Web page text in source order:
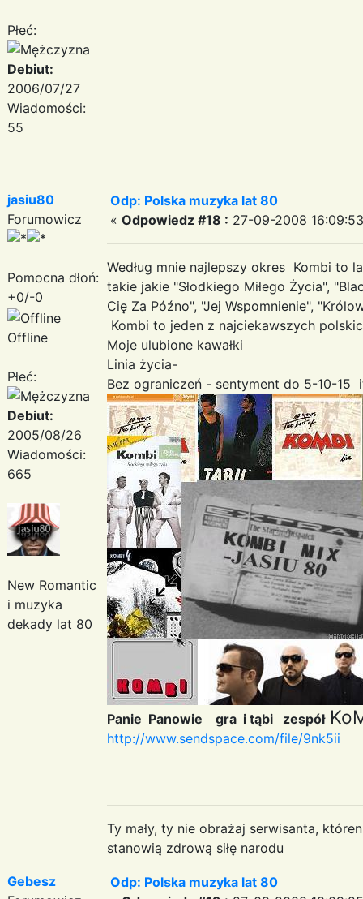
Płeć:
Debiut:
2006/07/27
Wiadomości:
55
jasiu80
Forumowicz
Pomocna dłoń:
+0/-0
Offline
Płeć:
Debiut:
2005/08/26
Wiadomości:
665
New Romantic
i muzyka
dekady lat 80
Odp: Polska muzyka lat 80
« Odpowiedz #18 : 27-09-2008
Według mnie najlepszy okres Kombi to
takie jakie "Słodkiego Miłego Życia",
Cię Za Późno", "Jej Wspomnienie",
Kombi to jeden z najciekawszych
Moje ulubione kawałki
Linia życia-
Bez ograniczeń - sentyment do 5-10-15
Panie Panowie gra i tąbi zespół
http://www.sendspace.com/file/9nk5ii
Ty mały, ty nie obrażaj serwisanta,
stanowią zdrową siłę narodu
Gebesz
Odp: Polska muzyka lat 80